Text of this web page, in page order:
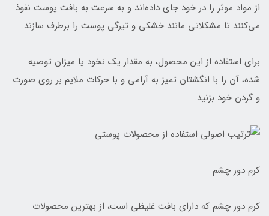
از مواد موثر را در خود جای داده‌اند و به سرعت به بافت پوست نفوذ
می‌کنند تا مشکلاتی مانند خشکی و تیرگی پوست را برطرف سازند.
برای استفاده از این محصول، به مقدار یک نخود یا میزان توصیه
شده، آن را با انگشتان تمیز به آرامی و با حرکات ملایم بر روی صورت
و گردن خود بزنید.
کرم دور چشم
کرم دور چشم که دارای بافت غلیظی است، از بهترین محصولات